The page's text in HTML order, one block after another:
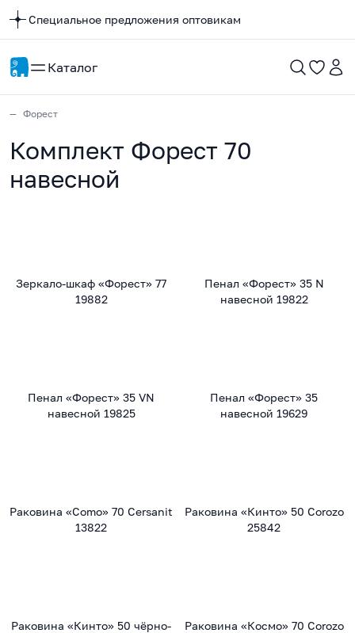
Специальное предложения оптовикам
Каталог
Форест
Комплект Форест 70
навесной
Зеркало-шкаф «Форест» 77
19882
Пенал «Форест» 35 N
навесной 19822
Пенал «Форест» 35 VN
навесной 19825
Пенал «Форест» 35
навесной 19629
Раковина «Como» 70 Cersanit
13822
Раковина «Кинто» 50 Corozo
25842
Раковина «Кинто» 50 чёрно-
Раковина «Космо» 70 Corozo